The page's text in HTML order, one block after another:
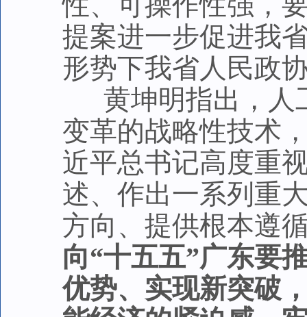
提案进一步促进我
形势下我省人民政
黄坤明指出，人
变革的战略性技术
近平总书记高度重
述、作出一系列重
方向、提供根本遵
向“十五五”广东要
优势、实现新突破